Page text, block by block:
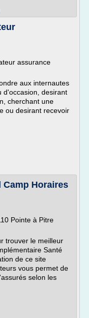
assurance
aux internautes
d'occasion, desirant
cherchant une
ou desirant recevoir
Camp Horaires
Pointe à Pitre
trouver le meilleur
Santé
de ce site
vous permet de
selon les